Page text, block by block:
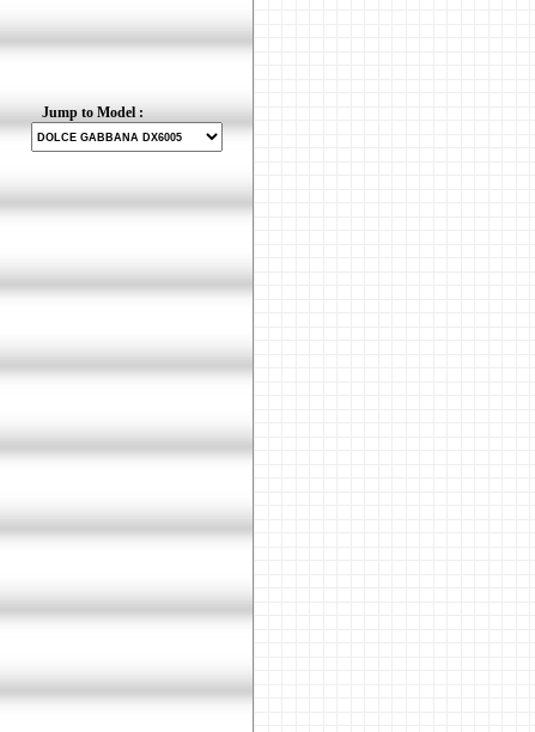
Jump to Model :